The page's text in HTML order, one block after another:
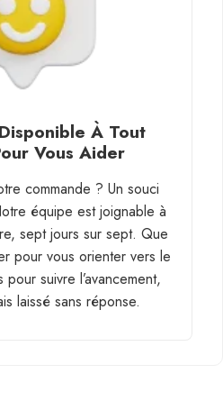
À Tout
Vous Aider
commande ? Un souci
équipe est joignable à
sept jours sur sept. Que
pour vous orienter vers le
suivre l’avancement,
laissé sans réponse.